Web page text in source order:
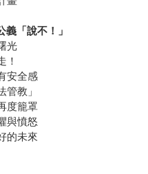
「說不！」
光
！
安全感
教」
度籠罩
與憤怒
的未來